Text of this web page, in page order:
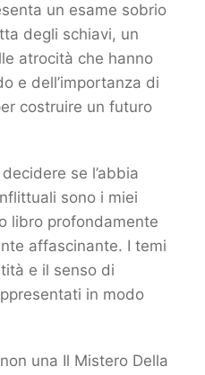
un esame sobrio
degli schiavi, un
atrocità che hanno
e dell’importanza di
costruire un futuro
se l’abbia
sono i miei
libro profondamente
affascinante. I temi
e il senso di
in modo
una Il Mistero Della